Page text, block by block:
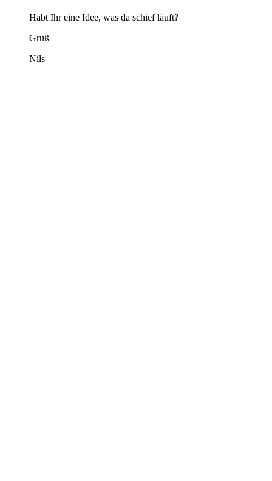
Habt Ihr eine Idee, was da schief läuft?
Gruß
Nils